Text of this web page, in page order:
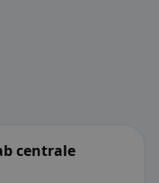
centrale